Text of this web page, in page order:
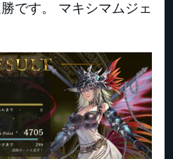
です。 マキシマムジェ